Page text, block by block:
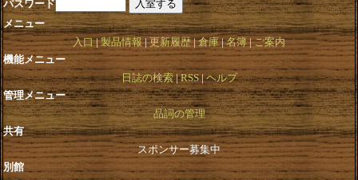
パスワード
メニュー
入口 製品情報 更新履歴 倉庫 名簿 ご案内
機能メニュー
日誌の検索 RSS ヘルプ
管理メニュー
品詞の管理
共有
スポンサー募集中
別館